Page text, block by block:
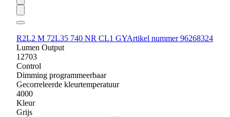
R2L2 M 72L35 740 NR CL1 GYArtikel nummer 96268324
Lumen Output
12703
Control
Dimming programmeerbaar
Gecorreleerde kleurtemperatuur
4000
Kleur
Grijs